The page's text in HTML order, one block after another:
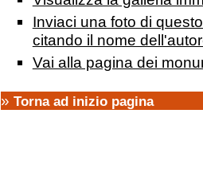
Inviaci una foto di
citando il nome
Vai alla pagina dei
» Torna ad inizio pagina